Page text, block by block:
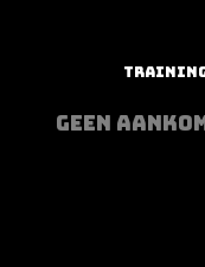
GEEN